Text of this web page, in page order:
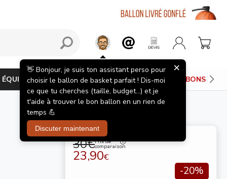
ÉQUIPEMENTS JOUEUR PANIERS DE BASKET BONS
30€Prix de
comparaison
23,90€
-20%
👋 Bonjour, je suis ton assistant perso pour
choisir le ballon de basket parfait ! Dis-moi
ce que tu cherches (taille, budget...) et je
t'aide à trouver le bon ballon en un rien de
temps 💪
Discuter maintenant
×